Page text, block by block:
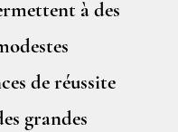
à des
de réussite
grandes